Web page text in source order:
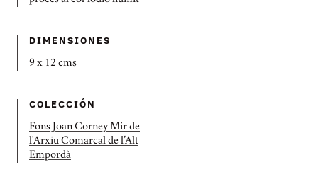
DIMENSIONES
9 x 12 cms
COLECCIÓN
Fons Joan Corney Mir de
l'Arxiu Comarcal de l’Alt
Empordà